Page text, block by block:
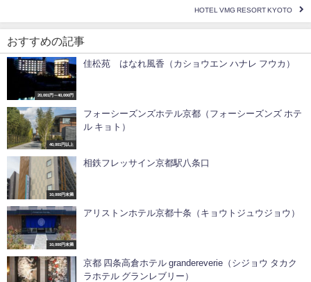
HOTEL VMG RESORT KYOTO
おすすめの記事
20,001円～40,000円
佳松苑 はなれ風香（カショウエン ハナレ フウカ）
40,001円以上
フォーシーズンズホテル京都（フォーシーズンズ ホテ
ル キョト）
10,000円未満
相鉄フレッサイン京都駅八条口
10,000円未満
アリストンホテル京都十条（キョウトジュウジョウ）
京都 四条高倉ホテル grandereverie（シジョウ タカク
ラホテル グランレブリー）